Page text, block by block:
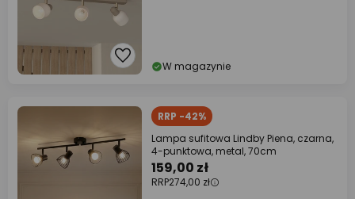
W magazynie
RRP -42%
Lampa sufitowa Lindby Piena, czarna,
4-punktowa, metal, 70cm
159,00 zł
RRP274,00 zł